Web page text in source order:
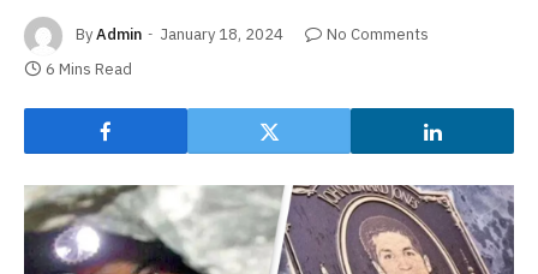
ByAdmin January 18, 2024
No Comments
6 Mins Read